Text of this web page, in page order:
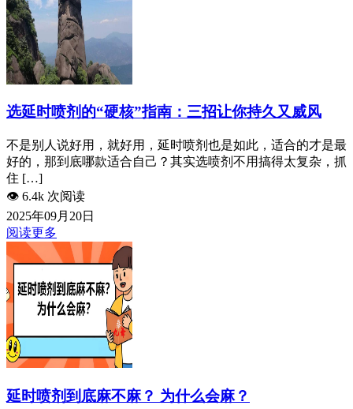
选延时喷剂的“硬核”指南：三招让你持久又威风
不是别人说好用，就好用，延时喷剂也是如此，适合的才是最
好的，那到底哪款适合自己？其实选喷剂不用搞得太复杂，抓
住 […]
👁️ 6.4k 次阅读
2025年09月20日
阅读更多
延时喷剂到底麻不麻？ 为什么会麻？